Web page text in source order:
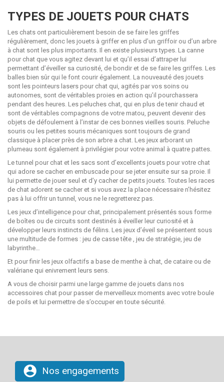
TYPES DE JOUETS POUR CHATS
Les chats ont particulièrement besoin de se faire les griffes
régulièrement, donc les jouets à griffer en plus d’un griffoir ou d’un arbre
à chat sont les plus importants. Il en existe plusieurs types. La canne
pour chat que vous agitez devant lui et qu’il essai d’attraper lui
permettant d’éveiller sa curiosité, de bondir et de se faire les griffes. Les
balles bien sûr qui le font courir également. La nouveauté des jouets
sont les pointeurs lasers pour chat qui, agités par vos soins ou
autonomes, sont de véritables proies en action qu’il pourchassera
pendant des heures. Les peluches chat, qui en plus de tenir chaud et
sont de véritables compagnons de votre matou, peuvent devenir des
objets de défoulement à l’instar de ces bonnes vieilles souris. Peluche
souris ou les petites souris mécaniques sont toujours de grand
classique à placer près de son arbre a chat. Les jeux arborant un
plumeau sont également à privilégier pour votre animal à quatre pattes.
Le tunnel pour chat et les sacs sont d’excellents jouets pour votre chat
qui adore se cacher en embuscade pour se jeter ensuite sur sa proie. Il
lui permette de jouer seul et d’y cacher de petits jouets. Toutes les races
de chat adorent se cacher et si vous avez la place nécessaire n’hésitez
pas à lui offrir un tunnel, vous ne le regretterez pas.
Les jeux d’intelligence pour chat, principalement présentés sous forme
de boîtes ou de circuits sont destinés à éveiller leur curiosité et à
développer leurs instincts de félins. Les jeux d’éveil se présentent sous
une multitude de formes : jeu de casse tête , jeu de stratégie, jeu de
labyrinthe…
Et pour finir les jeux olfactifs a base de menthe à chat, de cataire ou de
valériane qui enivrement leurs sens.
A vous de choisir parmi une large gamme de jouets dans nos
accessoires chat pour passer de merveilleux moments avec votre boule
de poils et lui permettre de s’occuper en toute sécurité.
account_circle Nos engagements